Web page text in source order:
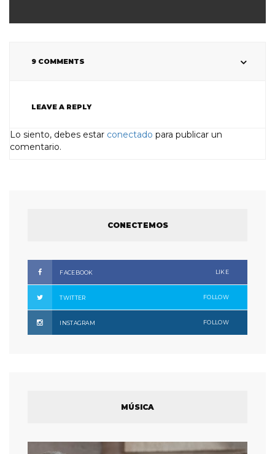
9 COMMENTS
LEAVE A REPLY
Lo siento, debes estar conectado para publicar un
comentario.
CONECTEMOS
FACEBOOK LIKE
TWITTER FOLLOW
INSTAGRAM FOLLOW
MÚSICA